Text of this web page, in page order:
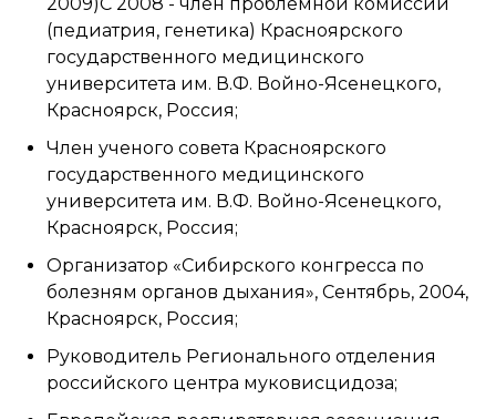
(педиатрия, генетика) Красноярского
государственного медицинского
университета им. В.Ф. Войно-Ясенецкого,
Красноярск, Россия;
Член ученого совета Красноярского
государственного медицинского
университета им. В.Ф. Войно-Ясенецкого,
Красноярск, Россия;
Организатор «Сибирского конгресса по
болезням органов дыхания», Сентябрь, 2004,
Красноярск, Россия;
Руководитель Регионального отделения
российского центра муковисцидоза;